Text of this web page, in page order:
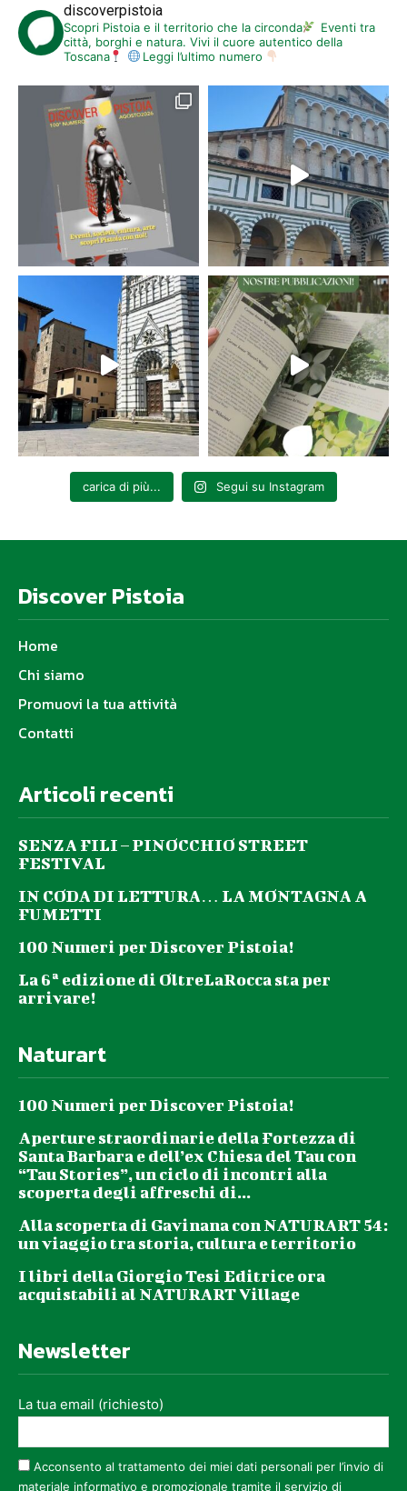
discoverpistoia
Scopri Pistoia e il territorio che la circonda
Eventi tra
città, borghi e natura. Vivi il cuore autentico della
Toscana
Leggi l’ultimo numero
carica di più... Segui su Instagram
Discover Pistoia
Home
Chi siamo
Promuovi la tua attività
Contatti
Articoli recenti
SENZA FILI – PINOCCHIO STREET
FESTIVAL
IN CODA DI LETTURA… LA MONTAGNA A
FUMETTI
100 Numeri per Discover Pistoia!
La 6ª edizione di OltreLaRocca sta per
arrivare!
Naturart
100 Numeri per Discover Pistoia!
Aperture straordinarie della Fortezza di
Santa Barbara e dell’ex Chiesa del Tau con
“Tau Stories”, un ciclo di incontri alla
scoperta degli affreschi di...
Alla scoperta di Gavinana con NATURART 54:
un viaggio tra storia, cultura e territorio
I libri della Giorgio Tesi Editrice ora
acquistabili al NATURART Village
Newsletter
La tua email (richiesto)
Acconsento al trattamento dei miei dati personali per l’invio di
materiale informativo e promozionale tramite il servizio di